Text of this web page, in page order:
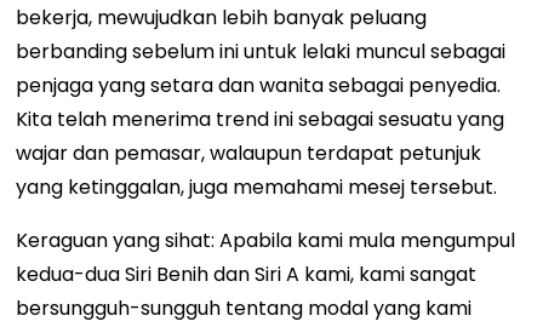
bekerja, mewujudkan lebih banyak peluang
berbanding sebelum ini untuk lelaki muncul sebagai
penjaga yang setara dan wanita sebagai penyedia.
Kita telah menerima trend ini sebagai sesuatu yang
wajar dan pemasar, walaupun terdapat petunjuk
yang ketinggalan, juga memahami mesej tersebut.
Keraguan yang sihat: Apabila kami mula mengumpul
kedua-dua Siri Benih dan Siri A kami, kami sangat
bersungguh-sungguh tentang modal yang kami